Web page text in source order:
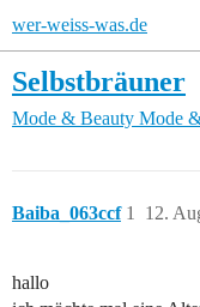
wer-weiss-was.de
Selbstbräuner
Mode & Beauty Mode
Baiba_063ccf 12.
1
hallo